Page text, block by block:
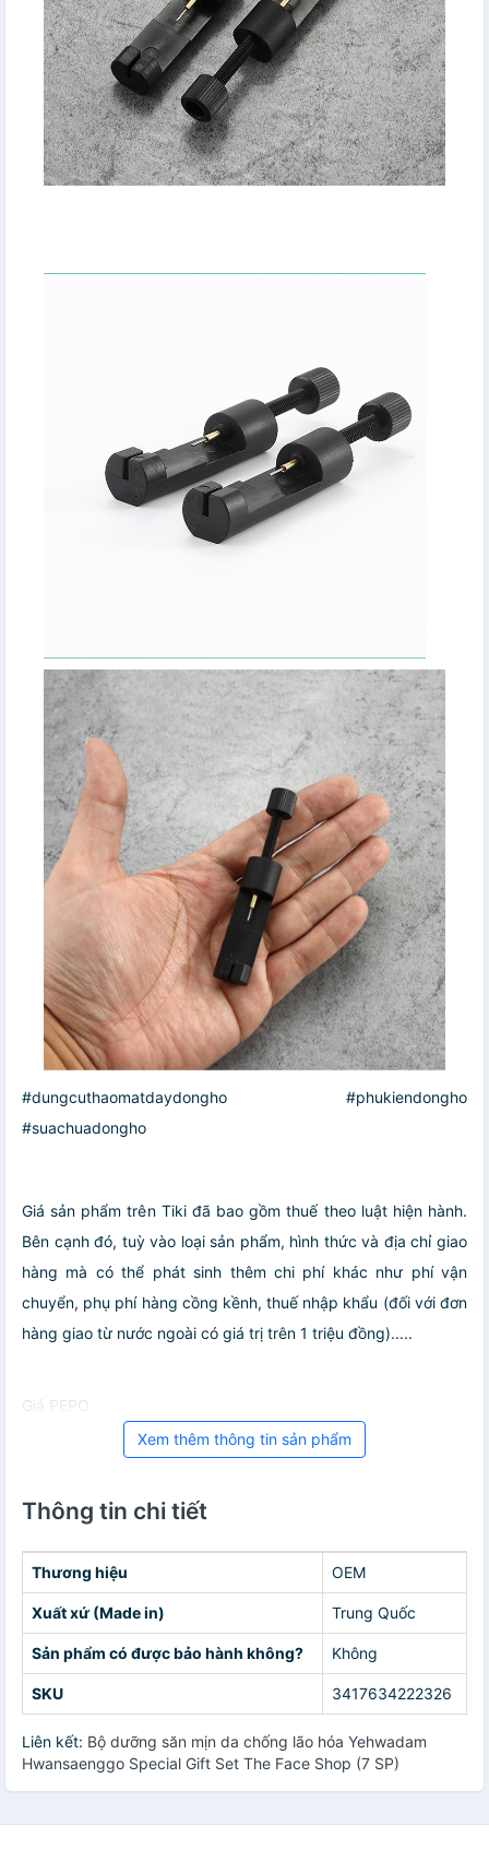
#dungcuthaomatdaydongho #phukiendongho
#suachuadongho
Giá sản phẩm trên Tiki đã bao gồm thuế theo luật hiện hành.
Bên cạnh đó, tuỳ vào loại sản phẩm, hình thức và địa chỉ giao
hàng mà có thể phát sinh thêm chi phí khác như phí vận
chuyển, phụ phí hàng cồng kềnh, thuế nhập khẩu (đối với đơn
hàng giao từ nước ngoài có giá trị trên 1 triệu đồng).....
Giá PEPO
Xem thêm thông tin sản phẩm
Thông tin chi tiết
Thương hiệu OEM
Xuất xứ (Made in) Trung Quốc
Sản phẩm có được bảo hành không? Không
SKU 3417634222326
Liên kết: Bộ dưỡng săn mịn da chống lão hóa Yehwadam
Hwansaenggo Special Gift Set The Face Shop (7 SP)